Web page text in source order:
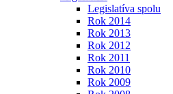
Legislatíva spolu
Rok 2014
Rok 2013
Rok 2012
Rok 2011
Rok 2010
Rok 2009